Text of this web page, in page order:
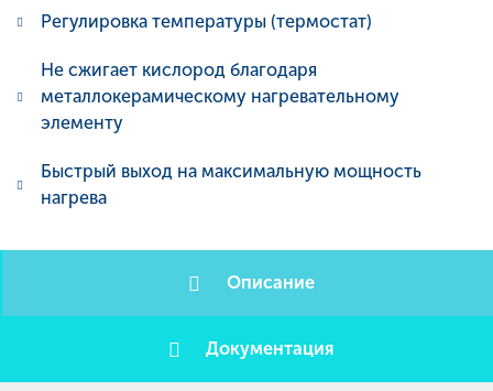
Регулировка температуры (термостат)
Не сжигает кислород благодаря
металлокерамическому нагревательному
элементу
Быстрый выход на максимальную мощность
нагрева
Описание
Документация